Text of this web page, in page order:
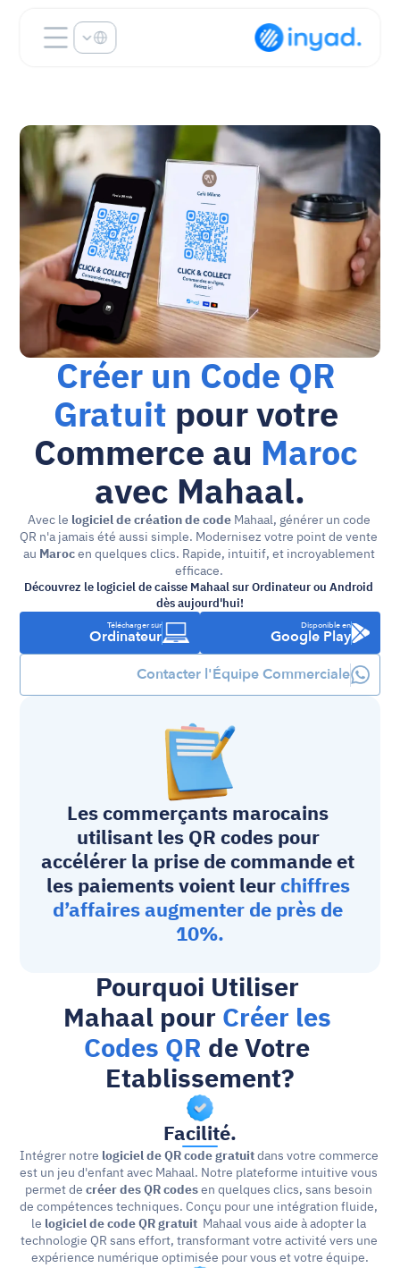
Créer un Code QR
Gratuit pour votre
Commerce au Maroc
avec Mahaal.
Avec le logiciel de création de code Mahaal, générer un code
QR n'a jamais été aussi simple. Modernisez votre point de vente
au Maroc en quelques clics. Rapide, intuitif, et incroyablement
efficace.
Découvrez le logiciel de caisse Mahaal sur Ordinateur ou Android
dès aujourd'hui!
Disponible en
Google Play
Télécharger sur
Ordinateur
Contacter l'Équipe Commerciale
Les commerçants marocains
utilisant les QR codes pour
accélérer la prise de commande et
les paiements voient leur chiffres
d’affaires augmenter de près de
10%.
Pourquoi Utiliser
Mahaal pour Créer les
Codes QR de Votre
Etablissement?
Facilité.
Intégrer notre logiciel de QR code gratuit dans votre commerce
est un jeu d'enfant avec Mahaal. Notre plateforme intuitive vous
permet de créer des QR codes en quelques clics, sans besoin
de compétences techniques. Conçu pour une intégration fluide,
le logiciel de code QR gratuit Mahaal vous aide à adopter la
technologie QR sans effort, transformant votre activité vers une
expérience numérique optimisée pour vous et votre équipe.
Select Language